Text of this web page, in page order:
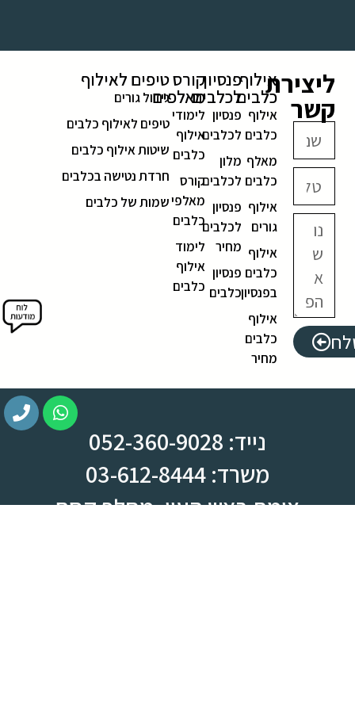
ליצירת
קשר
אילוף
כלבים
אילוף
כלבים
מאלף
כלבים
אילוף
גורים
אילוף
כלבים
בפנסיון
אילוף
כלבים
מחיר
פנסיון
לכלבים
פנסיון
לכלבים
מלון
לכלבים
פנסיון
לכלבים
מחיר
פנסיון
כלבים
קורס
מאלפים
לימודי
אילוף
כלבים
קורס
מאלפי
כלבים
לימוד
אילוף
כלבים
טיפים לאילוף
גידול גורים
טיפים לאילוף כלבים
שיטות אילוף כלבים
חרדת נטישה בכלבים
שמות של כלבים
נייד: 052-360-9028
משרד: 03-612-8444
צומת ראש העין, מחלף קסם